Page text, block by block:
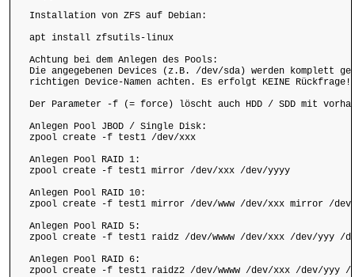
Installation von ZFS auf Debian:
apt install zfsutils-linux
Achtung bei dem Anlegen des Pools:
Die angegebenen Devices (z.B. /dev/sda) werden komplett
richtigen Device-Namen achten. Es erfolgt KEINE Rückfrage!
Der Parameter -f (= force) löscht auch HDD / SDD mit
Anlegen Pool JBOD / Single Disk:
zpool create -f test1 /dev/xxx
Anlegen Pool RAID 1:
zpool create -f test1 mirror /dev/xxx /dev/yyyy
Anlegen Pool RAID 10:
zpool create -f test1 mirror /dev/www /dev/xxx mirror /
Anlegen Pool RAID 5:
zpool create -f test1 raidz /dev/wwww /dev/xxx /dev/yyy /
Anlegen Pool RAID 6:
zpool create -f test1 raidz2 /dev/wwww /dev/xxx /dev/yyy /